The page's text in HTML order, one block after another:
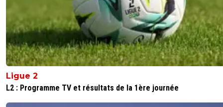
Ligue 2
L2 : Programme TV et résultats de la 1ère journée